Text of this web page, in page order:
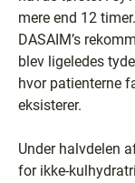
mere end 12
DASAIM’s
blev ligeledes
hvor patienterne
eksisterer.
Under halvdelen
for ikke-